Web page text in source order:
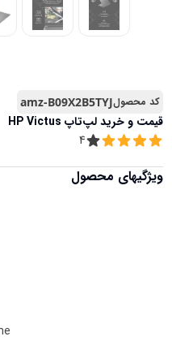
کد محصولamz-B09X2B5TYJ
قیمت و خریدلپ‌تاپ HP Victus
4
ویژگیهای محصول